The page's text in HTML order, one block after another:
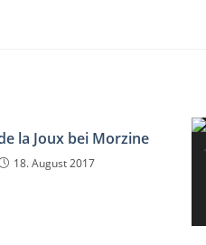
la Joux bei Morzine
18. August 2017